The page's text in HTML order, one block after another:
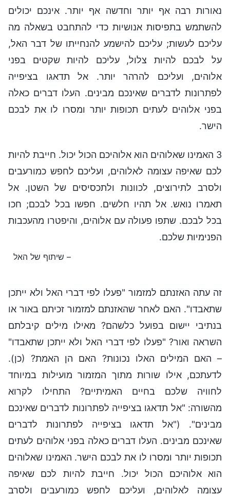
נאורות רבה אף יותר וחדשה אף יותר. אינכם יכולים
להשתמש בתפיסות אנושיות כדי להתחבט בשאלה מה
עליכם לעשות; עליכם להישמע להנחייתו של דבר האל,
על לבכם להיות צלול, עליכם להיות שקטים בפני
אלוהים, ועליכם להרהר יותר. אל תדאגו בציפייה
לפתרונות לדברים שאינכם מבינים. העלו דברים כאלה
בפני אלוהים לעתים תכופות יותר ומסרו לו את לבכם
הישר.
3 האמינו שאלוהים הוא אלוהיכם הכול יכול. חייבת להיות
לכם שאיפה עצומה לאלוהים, ועליכם לחפש כמורעבים
ולסרב לתירוצים, לכוונות ולתכסיסים של השטן. אל
תאמרו נואש. אל תהיו חלשים. חפשו בכל לבכם; חכו
בכל לבכם. שתפו פעולה עם אלוהים, והיפטרו מהעכבות
הפנימיות שלכם.
– שיתוף של האל
זה עתה האזנתם למזמור "פעלו לפי דברי האל ולא ייתכן
שתאבדו". האם לאחר שהאזנתם למזמור זכיתם באור או
בנתיבי יישום בפועל כלשהם? מאילו מילים קיבלתם
השראה ואור? "פעלו לפי דברי האל ולא ייתכן שתאבדו"
– האם המילים האלו נכונות? האם הן האמת? (כן).
לדעתכם, אילו שורות מתוך המזמור מועילות במיוחד
לחוויה שלכם בחיים האמיתיים? התחילו לקרוא
מהשורה: "אל תדאגו בציפייה לפתרונות לדברים שאינכם
מבינים". ("אל תדאגו בציפייה לפתרונות לדברים
שאינכם מבינים. העלו דברים כאלה בפני אלוהים לעתים
תכופות יותר ומסרו לו את לבכם הישר. האמינו שאלוהים
הוא אלוהיכם הכול יכול. חייבת להיות לכם שאיפה
עצומה לאלוהים, ועליכם לחפש כמורעבים ולסרב